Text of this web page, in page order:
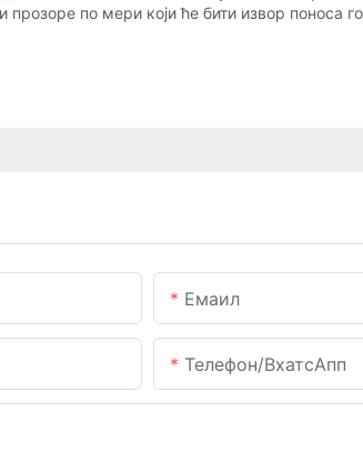
по мери који ће бити извор поноса
Емаил
Телефон/ВхатсАпп